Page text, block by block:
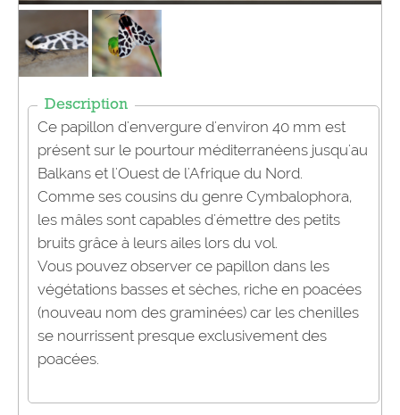
Description
Ce papillon d'envergure d'environ 40 mm est
présent sur le pourtour méditerranéens jusqu'au
Balkans et l'Ouestde l'Afrique du Nord.
Comme ses cousins du genre Cymbalophora,
les mâles sont capables d'émettre des petits
bruits grâce à leurs ailes lors du vol.
Vous pouvez observer ce papillon dans les
végétations basses et sèches, riche en poacées
(nouveau nom des graminées) car les chenilles
se nourrissent presque exclusivement des
poacées.